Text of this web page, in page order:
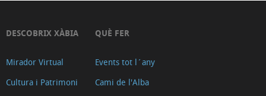
DESCOBRIX XÀBIA
Mirador Virtual
Cultura i Patrimoni
QUÈ FER
Events tot l´any
Cami de l'Alba